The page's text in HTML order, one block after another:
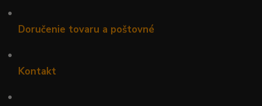
•
Doručenie tovaru a poštovné
•
Kontakt
•